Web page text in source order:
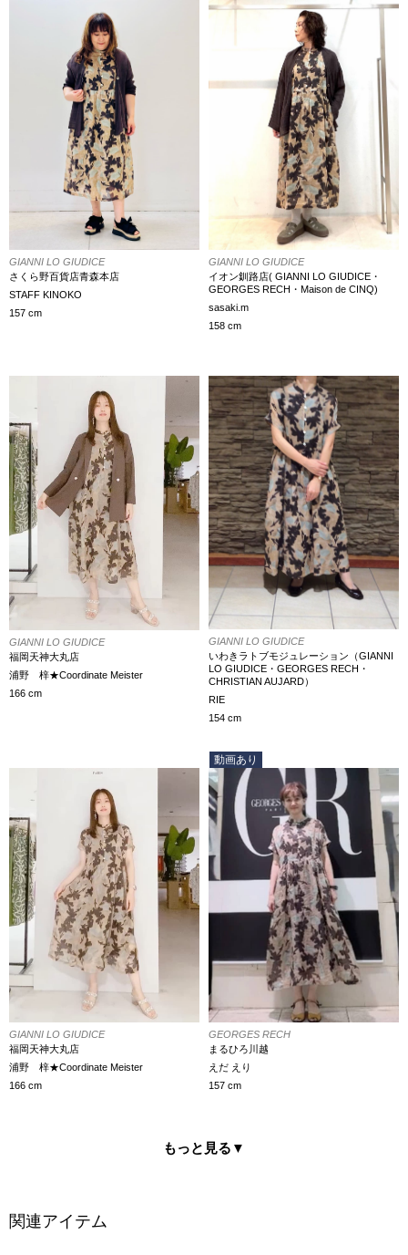
GIANNI LO GIUDICE
さくら野百貨店青森本店
STAFF KINOKO
157 cm
GIANNI LO GIUDICE
イオン釧路店( GIANNI LO GIUDICE・
GEORGES RECH・Maison de CINQ)
sasaki.m
158 cm
GIANNI LO GIUDICE
福岡天神大丸店
浦野 梓★Coordinate Meister
166 cm
GIANNI LO GIUDICE
いわきラトブモジュレーション（GIANNI
LO GIUDICE・GEORGES RECH・
CHRISTIAN AUJARD）
RIE
154 cm
GIANNI LO GIUDICE
福岡天神大丸店
浦野 梓★Coordinate Meister
166 cm
動画あり
GEORGES RECH
まるひろ川越
えだ えり
157 cm
もっと見る ▼
関連アイテム